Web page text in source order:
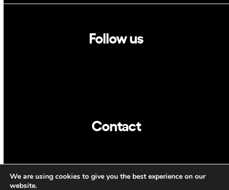
Follow us
Contact
We are using cookies to give you the best experience on our
website.